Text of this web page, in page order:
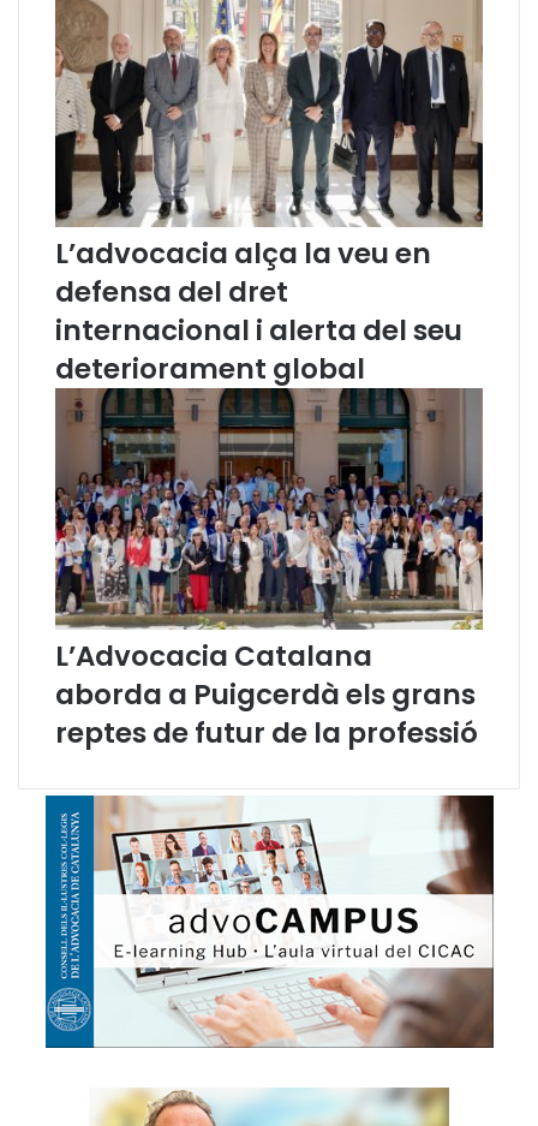
a
c
i
ó
x
c
m
.
S
r
.
D
a
v
i
R
o
a
m
o
r
a
L’advocacia alça la veu en
defensa del dret
internacional i alerta del seu
deteriorament global
L’Advocacia Catalana
aborda a Puigcerdà els grans
reptes de futur de la professió